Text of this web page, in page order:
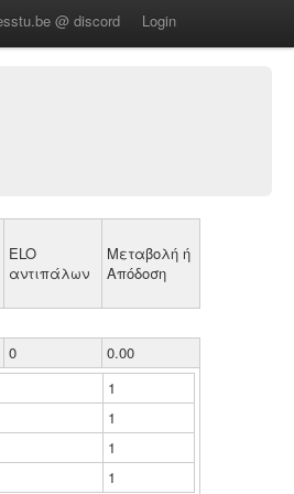
@ discord Login
ELO
αντιπάλων
Μεταβολή ή
Απόδοση
0
0.00
1
1
1
1